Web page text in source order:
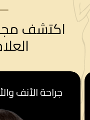
اكتشف
والأذن والحنجرة